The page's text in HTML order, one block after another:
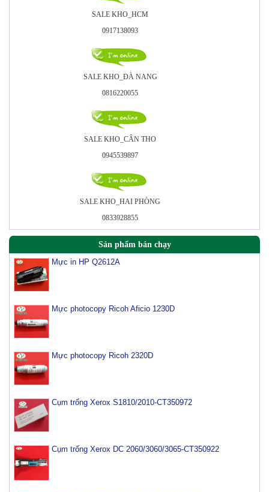
SALE KHO_HCM
0917138093
SALE KHO_ÐÀ NANG
0816220055
SALE KHO_CÂN THO
0945539897
SALE KHO_HAI PHÒNG
0833928855
Sản phẩm bán chạy
Mực in HP Q2612A
Mực photocopy Ricoh Aficio 1230D
Mực photocopy Ricoh 2320D
Cụm trống Xerox S1810/2010-CT350972
Cụm trống Xerox DC 2060/3060/3065-CT350922